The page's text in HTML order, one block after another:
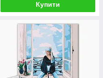
Купити